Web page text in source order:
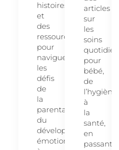
histoires
et
des
ressources
pour
naviguer
les
défis
de
la
parentalité,
du
développement
émotionnel
articles
sur
les
soins
quotidiens
pour
bébé,
de
l’hygiène
à
la
santé,
en
passant